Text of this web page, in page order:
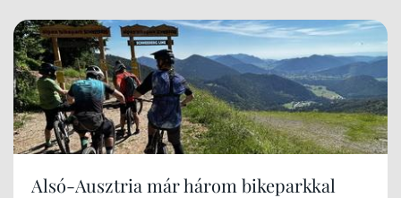
Alsó-Ausztria már három bikeparkkal